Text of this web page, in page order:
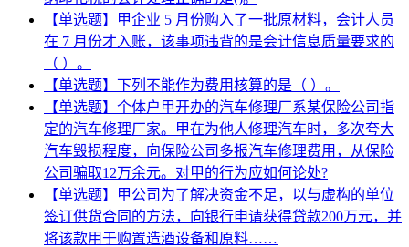
【单选题】甲企业 5 月份购入了一批原材料，会计人员
在 7 月份才入账，该事项违背的是会计信息质量要求的
（ ）。
【单选题】下列不能作为费用核算的是（ ）。
【单选题】个体户甲开办的汽车修理厂系某保险公司指
定的汽车修理厂家。甲在为他人修理汽车时，多次夸大
汽车毁损程度，向保险公司多报汽车修理费用，从保险
公司骗取12万余元。对甲的行为应如何论处?
【单选题】甲公司为了解决资金不足，以与虚构的单位
签订供货合同的方法，向银行申请获得贷款200万元，并
将该款用于购置造酒设备和原料……